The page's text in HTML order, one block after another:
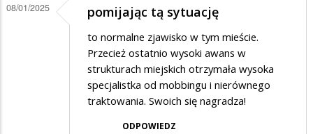
08/01/2025 pomijając tą sytuację
to normalne zjawisko w tym mieście.
Przecież ostatnio wysoki awans w
strukturach miejskich otrzymała wysoka
specjalistka od mobbingu i nierównego
traktowania. Swoich się nagradza!
ODPOWIEDZ